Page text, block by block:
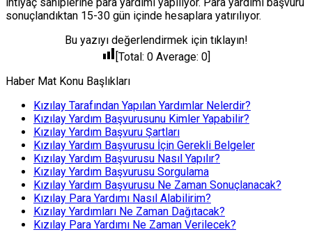
sonuçlandıktan 15-30 gün içinde hesaplara yatırılıyor.
Bu yazıyı değerlendirmek için tıklayın!
[Total: 0 Average: 0]
Haber Mat Konu Başlıkları
Kızılay Tarafından Yapılan Yardımlar Nelerdir?
Kızılay Yardım Başvurusunu Kimler Yapabilir?
Kızılay Yardım Başvuru Şartları
Kızılay Yardım Başvurusu İçin Gerekli Belgeler
Kızılay Yardım Başvurusu Nasıl Yapılır?
Kızılay Yardım Başvurusu Sorgulama
Kızılay Yardım Başvurusu Ne Zaman Sonuçlanacak?
Kızılay Para Yardımı Nasıl Alabilirim?
Kızılay Yardımları Ne Zaman Dağıtacak?
Kızılay Para Yardımı Ne Zaman Verilecek?